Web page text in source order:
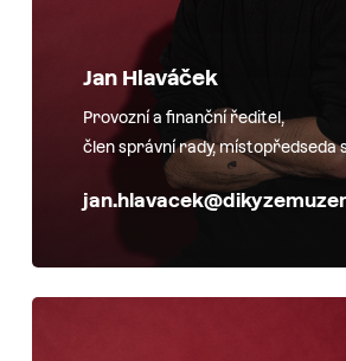
Jan Hlaváček
Provozní a finanční ředitel,
člen správní rady, místopředseda